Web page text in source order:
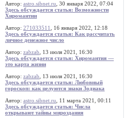
Автор: astro.sibnet.ru , 30 января 2022, 07:04
Здесь обсуждается статья: Возможности
Хиромантии
Автор: 271033511
, 16 января 2022, 12:18
Здесь обсуждается статья: Как рассчитать
личное денежное число
Автор: zabzab , 13 июля 2021, 16:30
Здесь обсуждается статья: Хиромантия —
это карта жизни
Автор: zabzab , 13 июля 2021, 16:30
Здесь обсуждается статья: Любовный
гороскоп: как целуются знаки Зодиака
Автор: astro.sibnet.ru , 11 марта 2021, 00:11
Здесь обсуждается статья: Числа
открывают тайны мироздания